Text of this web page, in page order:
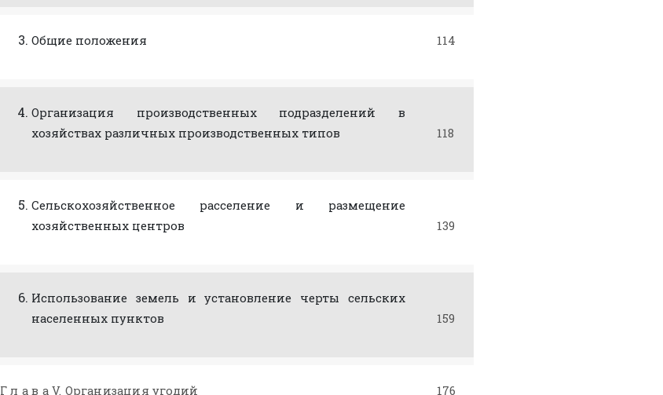
Общие положения 114
Организация производственных подразделений в
хозяйствах различных производственных типов
118
Сельскохозяйственное расселение и размещение
хозяйственных центров
139
Использование земель и установление черты сельских
населенных пунктов
159
Г л а в а V. Организация угодий 176